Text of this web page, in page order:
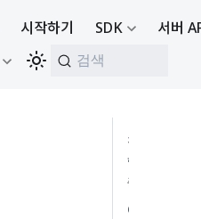
시작하기 SDK
서버
검색
진
행
중
예